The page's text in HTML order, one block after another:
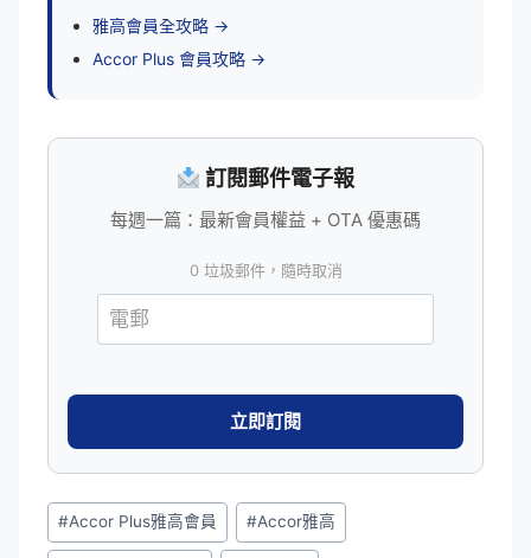
雅高會員全攻略 →
Accor Plus 會員攻略 →
訂閱郵件電子報
每週一篇：最新會員權益 + OTA 優惠碼
0 垃圾郵件，隨時取消
Post
Tags:
#Accor Plus雅高會員 #Accor雅高